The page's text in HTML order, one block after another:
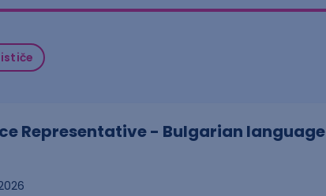
Representative - Bulgarian language